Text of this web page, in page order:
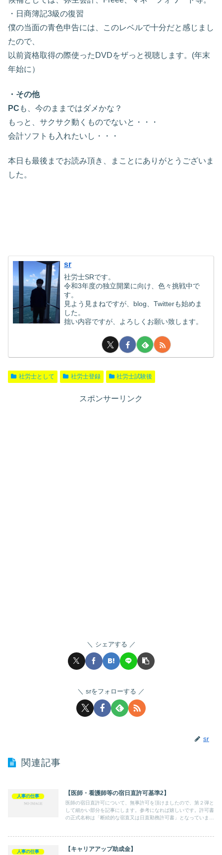
・日商簿記3級の復習
僕の当面の青色申告には、このレベルで十分だと感じまし
たので、
以前資格取得の際使ったDVDをザっと視聴します。(年末
年始に）
・その他
PC も、今のままではダメかな？
もっと、サクサク動くものでないと・・・
会計ソフトも入れたいし・・・
本日も最後までお読み頂き、まことにありがとうございま
した。
sr
社労士SRです。
令和3年度の独立開業に向け、色々挑戦中で
す。
見よう見まねですが、blog、Twitterも始めま
した。
拙い内容ですが、よろしくお願い致します。
社労士として 社労士登録 社労士試験後
スポンサーリンク
シェアする
srをフォローする
sr
関連記事
人事の仕事 【医師・看護師等の宿日直許可基準2】
医師の宿日直許可について、無事許可を頂けましたので、第２弾と
して細かい部分を記事にします。参考になれば嬉しいです。許可書
の正式名称は「断続的な宿直又は日直勤務許可書」となっていま
人事の仕事 【キャリアアップ助成金】